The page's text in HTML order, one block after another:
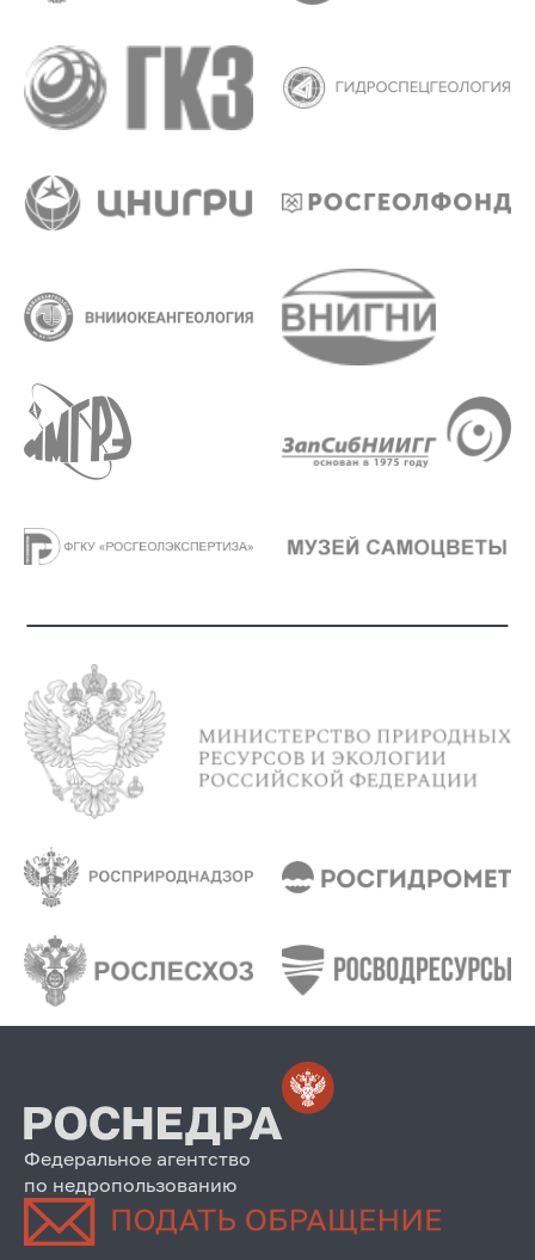
Федеральное агентство
по недропользованию